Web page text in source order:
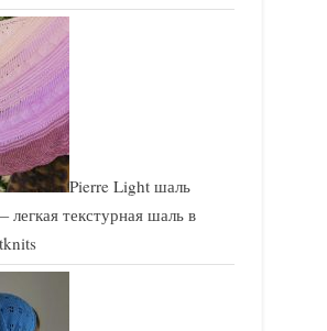
Pierre Light шаль
текстурная шаль в